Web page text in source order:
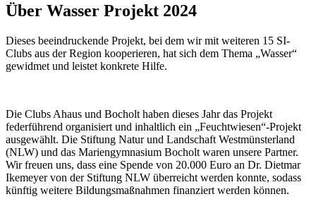
Über Wasser Projekt 2024
Dieses beeindruckende Projekt, bei dem wir mit weiteren 15 SI-
Clubs aus der Region kooperieren, hat sich dem Thema „Wasser“
gewidmet und leistet konkrete Hilfe.
Die Clubs Ahaus und Bocholt haben dieses Jahr das Projekt
federführend organisiert und inhaltlich ein „Feuchtwiesen“-Projekt
ausgewählt. Die Stiftung Natur und Landschaft Westmünsterland
(NLW) und das Mariengymnasium Bocholt waren unsere Partner.
Wir freuen uns, dass eine Spende von 20.000 Euro an Dr. Dietmar
Ikemeyer von der Stiftung NLW überreicht werden konnte, sodass
künftig weitere Bildungsmaßnahmen finanziert werden können.